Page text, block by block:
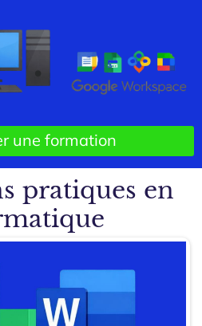
une formation
pratiques en